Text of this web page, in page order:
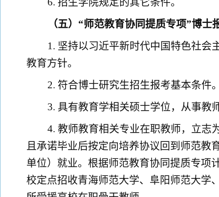
（五） “师范教育协同提质专项”博士
1. 坚持以习近平新时代中国特色社会
教育方针。
2. 符合博士研究生招生报考基本条件
3. 具有教育学相关硕士学位，从事教
4. 教师教育相关专业在职教师，立志
且 承诺毕业后按定向培养协议回到师范教
单位）就业。 根据师范教育协同提质专项
校定点招收青海师范大学、阜阳师范大学